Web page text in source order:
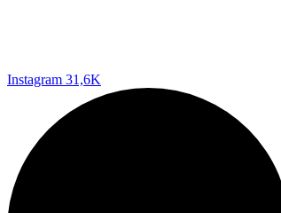
Instagram 31,6K